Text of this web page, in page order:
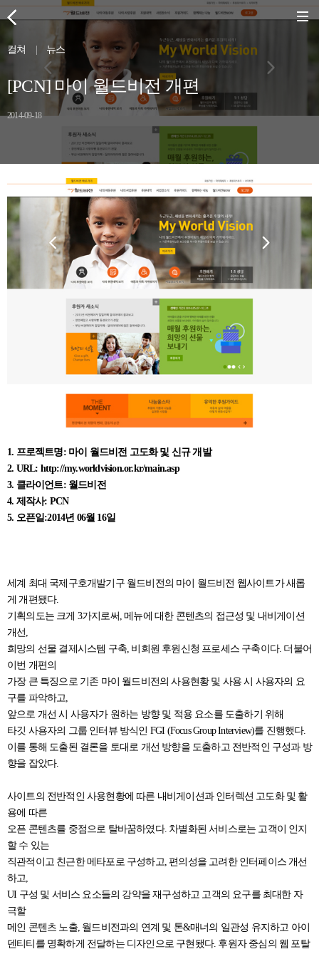
컬쳐 뉴스
[PCN] 마이 월드비전 개편
2014-09-18
1. 프로젝트명: 마이 월드비전 고도화 및 신규 개발
2. URL: http://my.worldvision.or.kr/main.asp
3. 클라이언트: 월드비전
4. 제작사: PCN
5. 오픈일:2014년 06월 16일
세계 최대 국제구호개발기구 월드비전의 마이 월드비전 웹사이트가 새롭
게 개편됐다.
기획의도는 크게 3가지로써, 메뉴에 대한 콘텐츠의 접근성 및 내비게이션
개선,
희망의 선물 결제시스템 구축, 비회원 후원신청 프로세스 구축이다. 더불어
이번 개편의
가장 큰 특징으로 기존 마이 월드비전의 사용현황 및 사용 시 사용자의 요
구를 파악하고,
앞으로 개선 시 사용자가 원하는 방향 및 적용 요소를 도출하기 위해
타깃 사용자의 그룹 인터뷰 방식인 FGI (Focus Group Interview)를 진행했다.
이를 통해 도출된 결론을 토대로 개선 방향을 도출하고 전반적인 구성과 방
향을 잡았다.
사이트의 전반적인 사용현황에 따른 내비게이션과 인터렉션 고도화 및 활
용에 따른
오픈 콘텐츠를 중점으로 탈바꿈하였다. 차별화된 서비스로는 고객이 인지
할 수 있는
직관적이고 친근한 메타포로 구성하고, 편의성을 고려한 인터페이스 개선
하고,
UI 구성 및 서비스 요소들의 강약을 재구성하고 고객의 요구를 최대한 자
극할
메인 콘텐츠 노출, 월드비전과의 연계 및 톤&매너의 일관성 유지하고 아이
덴티티를 명확하게 전달하는 디자인으로 구현됐다. 후원자 중심의 웹 포탈